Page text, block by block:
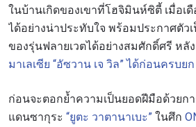
ในบ้านเกิดของเขาที่โฮจิมินห์ซิตี้ เมื่อเ
ได้อย่างน่าประทับใจ พร้อมประกาศตัว
ของรุ่นฟลายเวตได้อย่างสมศักดิ์ศรี หลัง
มาเลเซีย “อัซวาน เจ วิล” ได้ก่อนครบยก
ก่อนจะตอกย้ำความเป็นยอดฝีมือด้วยก
แดนซากุระ “ยูตะ วาตานาเบะ” ในศึก